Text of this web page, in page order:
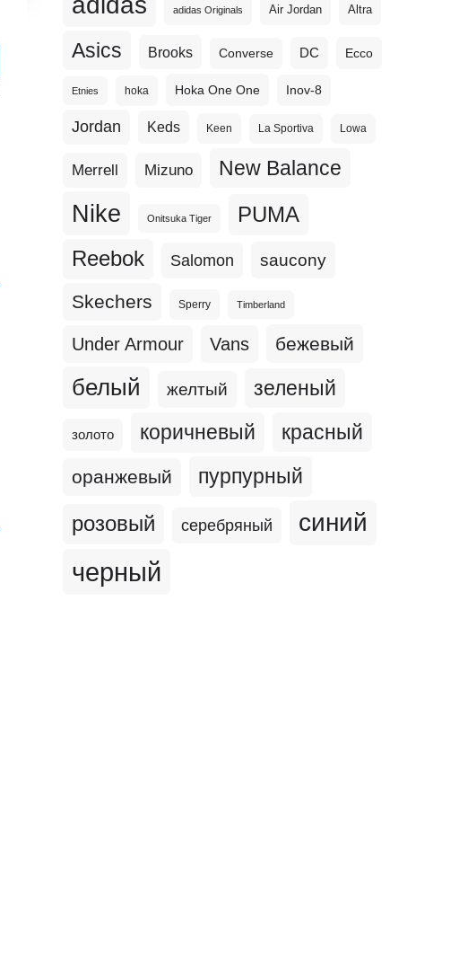
adidas Originals Air Jordan Altra
Asics Brooks Converse DC Ecco
Etnies hoka Hoka One One Inov-8
Jordan Keds Keen La Sportiva Lowa
Merrell Mizuno New Balance
Nike Onitsuka Tiger PUMA
Reebok Salomon saucony
Skechers Sperry Timberland
Under Armour Vans бежевый
белый желтый зеленый
золото коричневый красный
оранжевый пурпурный
розовый серебряный синий
черный